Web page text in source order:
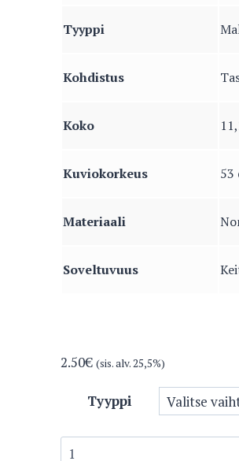
Tyyppi
Kohdistus
Koko
Kuviokorkeus 53
Materiaali
Soveltuvuus
2.50€ (sis. alv. 25,5%)
Tyyppi
5391-